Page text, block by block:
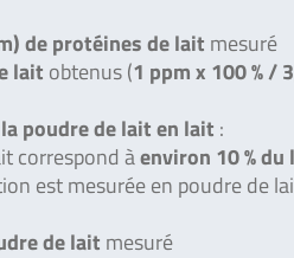
de protéines de lait mesuré
lait obtenus (1 ppm x 100 % /
poudre de lait en lait :
correspond àenviron 10 % du
est mesurée en poudre de
de lait mesuré